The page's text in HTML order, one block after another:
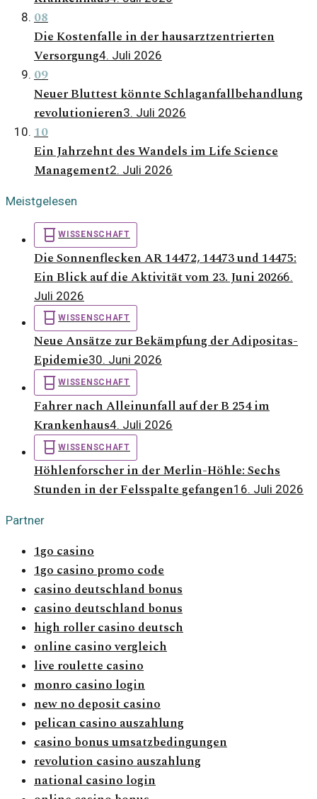
08
Die Kostenfalle in der hausarztzentrierten
Versorgung4. Juli 2026
09
Neuer Bluttest könnte Schlaganfallbehandlung
revolutionieren3. Juli 2026
10
Ein Jahrzehnt des Wandels im Life Science
Management2. Juli 2026
Meistgelesen
WISSENSCHAFT
Die Sonnenflecken AR 14472, 14473 und 14475:
Ein Blick auf die Aktivität vom 23. Juni 20266.
Juli 2026
WISSENSCHAFT
Neue Ansätze zur Bekämpfung der Adipositas-
Epidemie30. Juni 2026
WISSENSCHAFT
Fahrer nach Alleinunfall auf der B 254 im
Krankenhaus4. Juli 2026
WISSENSCHAFT
Höhlenforscher in der Merlin-Höhle: Sechs
Stunden in der Felsspalte gefangen16. Juli 2026
Partner
1go casino
1go casino promo code
casino deutschland bonus
casino deutschland bonus
high roller casino deutsch
online casino vergleich
live roulette casino
monro casino login
new no deposit casino
pelican casino auszahlung
casino bonus umsatzbedingungen
revolution casino auszahlung
national casino login